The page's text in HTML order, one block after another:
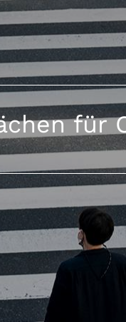
für